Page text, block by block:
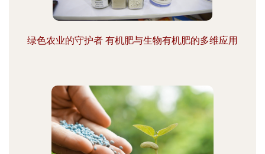
绿色农业的守护者 有机肥与生物有机肥的多维应用